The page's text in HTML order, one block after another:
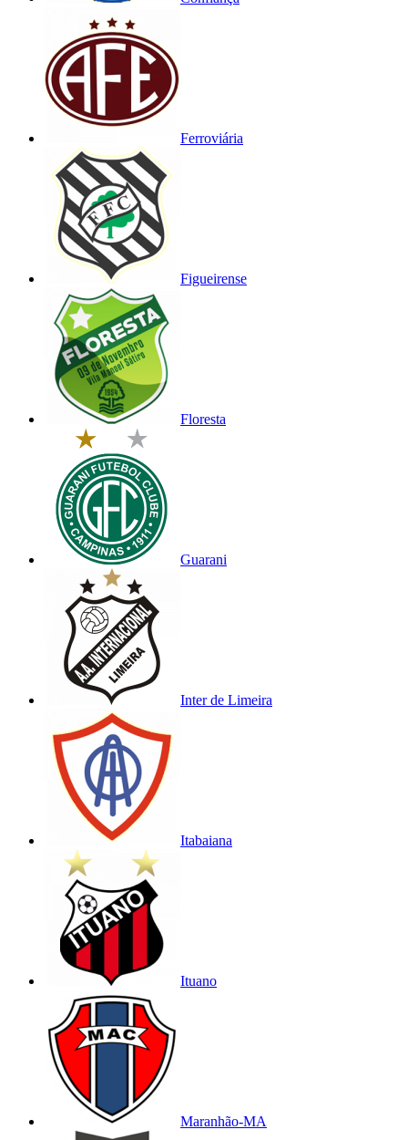
Ferroviária
Figueirense
Floresta
Guarani
Inter de Limeira
Itabaiana
Ituano
Maranhão-MA